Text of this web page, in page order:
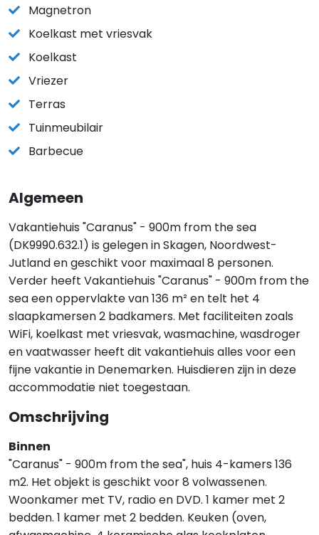
Magnetron
Koelkast met vriesvak
Koelkast
Vriezer
Terras
Tuinmeubilair
Barbecue
Algemeen
Vakantiehuis "Caranus" - 900m from the sea
(DK9990.632.1) is gelegen in Skagen, Noordwest-
Jutland en geschikt voor maximaal 8 personen.
Verder heeft Vakantiehuis "Caranus" - 900m from the
sea een oppervlakte van 136 m² en telt het 4
slaapkamersen 2 badkamers. Met faciliteiten zoals
WiFi, koelkast met vriesvak, wasmachine, wasdroger
en vaatwasser heeft dit vakantiehuis alles voor een
fijne vakantie in Denemarken. Huisdieren zijn in deze
accommodatie niet toegestaan.
Omschrijving
Binnen
"Caranus" - 900m from the sea", huis 4-kamers 136
m2. Het objekt is geschikt voor 8 volwassenen.
Woonkamer met TV, radio en DVD. 1 kamer met 2
bedden. 1 kamer met 2 bedden. Keuken (oven,